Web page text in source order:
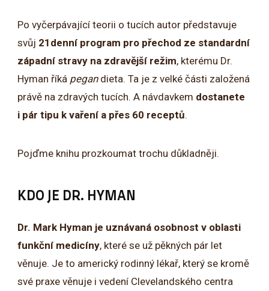
Po vyčerpávající teorii o tucích autor představuje
svůj 21denní program pro přechod ze standardní
západní stravy na zdravější režim, kterému Dr.
Hyman říká pegandieta. Ta je z velké části založená
právě na zdravých tucích. A návdavkem dostanete
i pár tipu k vaření a přes 60 receptů.
Pojďme knihu prozkoumat trochu důkladněji.
KDO JE DR. HYMAN
Dr. Mark Hyman je uznávaná osobnost v oblasti
funkční medicíny, které se už pěkných pár let
věnuje. Je to americký rodinný lékař, který se kromě
své praxe věnuje i vedení Clevelandského centra